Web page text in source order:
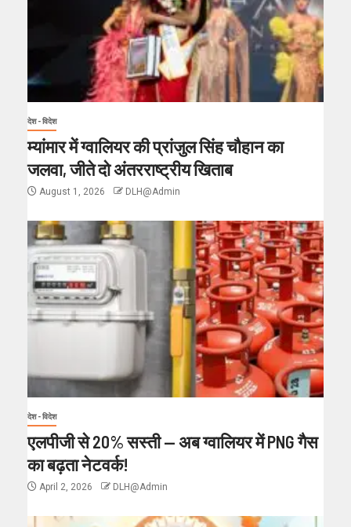
देश - विदेश
म्यांमार में ग्वालियर की प्रांजुल सिंह चौहान का
जलवा, जीते दो अंतरराष्ट्रीय खिताब
August 1, 2026 DLH@Admin
देश - विदेश
एलपीजी से 20% सस्ती — अब ग्वालियर में PNG गैस
का बढ़ता नेटवर्क!
April 2, 2026 DLH@Admin